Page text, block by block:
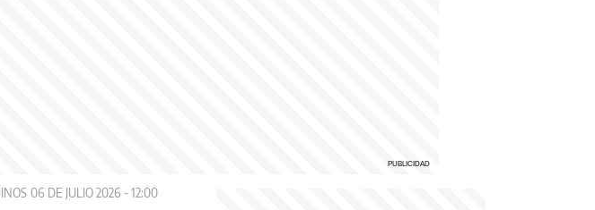
06 DE JULIO 2026 - 12:00